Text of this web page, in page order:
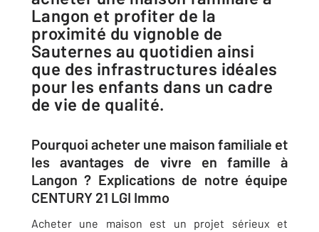
Langon et profiter de la
proximité du vignoble de
Sauternes au quotidien ainsi
que des infrastructures idéales
pour les enfants dans un cadre
de vie de qualité.
Pourquoi acheter une maison familiale et
les avantages de vivre en famille à
Langon ? Explications de notre équipe
CENTURY 21 LGI Immo
Acheter une maison est un projet sérieux et